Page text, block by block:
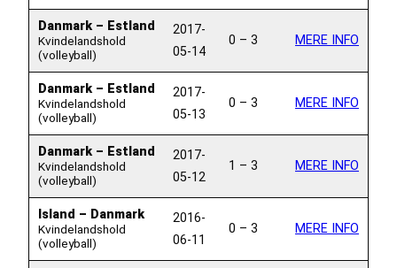
Danmark – Estland
Kvindelandshold
(volleyball)
2017-
05-14
0 – 3 MERE INFO
Danmark – Estland
Kvindelandshold
(volleyball)
2017-
05-13
0 – 3 MERE INFO
Danmark – Estland
Kvindelandshold
(volleyball)
2017-
05-12
1 – 3 MERE INFO
Island – Danmark
Kvindelandshold
(volleyball)
2016-
06-11
0 – 3 MERE INFO